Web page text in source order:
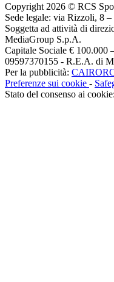
Copyright 2026 © RCS
Sede legale: via Rizzoli, 8
Soggetta ad attività di
MediaGroup S.p.A.
Capitale Sociale € 100.000
09597370155 - R.E.A. di
Per la pubblicità:
Preferenze sui cookie -
Stato del consenso ai cookie: